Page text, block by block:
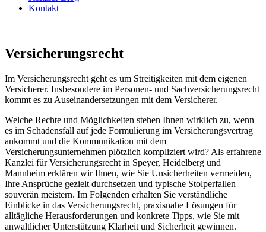
Kontakt
Versicherungsrecht
Im Versicherungsrecht geht es um Streitigkeiten mit dem eigenen
Versicherer. Insbesondere im Personen- und Sachversicherungsrecht
kommt es zu Auseinandersetzungen mit dem Versicherer.
Welche Rechte und Möglichkeiten stehen Ihnen wirklich zu, wenn
es im Schadensfall auf jede Formulierung im Versicherungsvertrag
ankommt und die Kommunikation mit dem
Versicherungsunternehmen plötzlich kompliziert wird? Als erfahrene
Kanzlei für Versicherungsrecht in Speyer, Heidelberg und
Mannheim erklären wir Ihnen, wie Sie Unsicherheiten vermeiden,
Ihre Ansprüche gezielt durchsetzen und typische Stolperfallen
souverän meistern. Im Folgenden erhalten Sie verständliche
Einblicke in das Versicherungsrecht, praxisnahe Lösungen für
alltägliche Herausforderungen und konkrete Tipps, wie Sie mit
anwaltlicher Unterstützung Klarheit und Sicherheit gewinnen.